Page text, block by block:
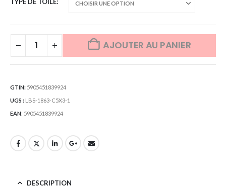
AJOUTER AU PANIER
GTIN: 5905451839924
UGS : LBS-1863-C5X3-1
EAN: 5905451839924
DESCRIPTION